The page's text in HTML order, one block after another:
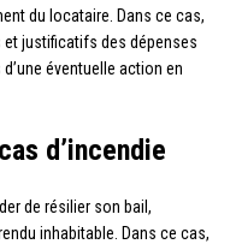
du locataire. Dans ce cas,
justificatifs des dépenses
éventuelle action en
d’incendie
de résilier son bail,
inhabitable. Dans ce cas,